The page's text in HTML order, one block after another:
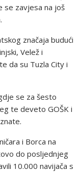
se zavjesa na još
značaja budući
Velež i
da su Tuzla City i
se za šesto
te deveto GOŠK i
i Borca na
do posljednjeg
10.000 navijača s